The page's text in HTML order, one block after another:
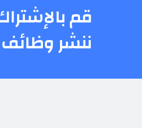
قم
ننشر